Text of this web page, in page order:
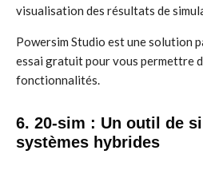
visualisation des résultats de
Powersim Studio est une solution
essai gratuit pour vous permettre
fonctionnalités.
6. 20-sim : Un outil de
systèmes hybrides